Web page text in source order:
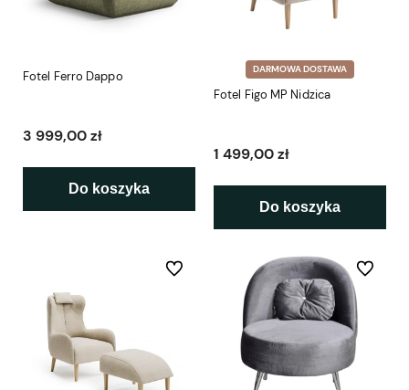
Fotel Ferro Dappo
3 999,00 zł
Do koszyka
DARMOWA DOSTAWA
Fotel Figo MP Nidzica
1 499,00 zł
Do koszyka
Do ulubionych Do